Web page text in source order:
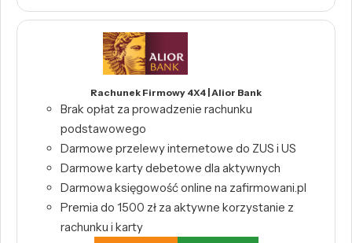
Rachunek Firmowy 4X4 | Alior Bank
Brak opłat za prowadzenie rachunku
podstawowego
Darmowe przelewy internetowe do ZUS i US
Darmowe karty debetowe dla aktywnych
Darmowa księgowość online na zafirmowani.pl
Premia do 1500 zł za aktywne korzystanie z
rachunku i karty